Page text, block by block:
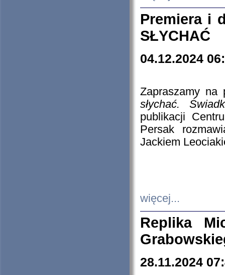
Premiera i
SŁYCHAĆ
04.12.2024
Zapraszamy
słychać.
publikacji
Persak
Jackiem
więcej...
Replika
28.11.2024